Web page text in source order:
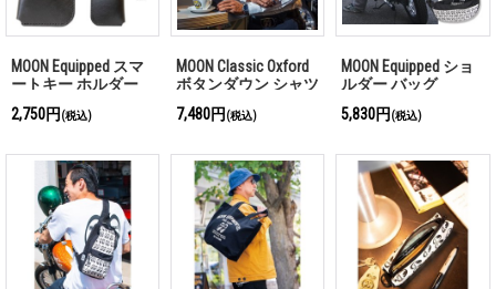
MOON Equipped スマ
ートキー ホルダー
2,750円 (税込)
MOON Classic Oxford
ボタンダウン シャツ
7,480円 (税込)
MOON Equipped ショ
ルダー バッグ
5,830円 (税込)